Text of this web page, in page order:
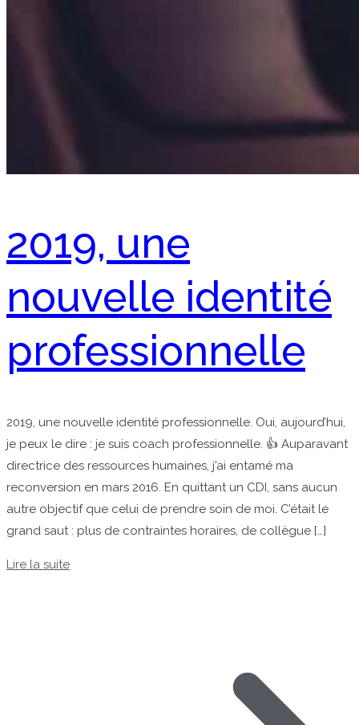
2019, une
nouvelle identité
professionnelle
2019, une nouvelle identité professionnelle. Oui, aujourd’hui,
je peux le dire : je suis coach professionnelle. 👍 Auparavant
directrice des ressources humaines, j’ai entamé ma
reconversion en mars 2016. En quittant un CDI, sans aucun
autre objectif que celui de prendre soin de moi. C’était le
grand saut : plus de contraintes horaires, de collègue […]
Lire la suite